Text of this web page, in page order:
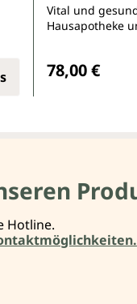
Vital und
Hausapotheke
78,00 €
Hotline.